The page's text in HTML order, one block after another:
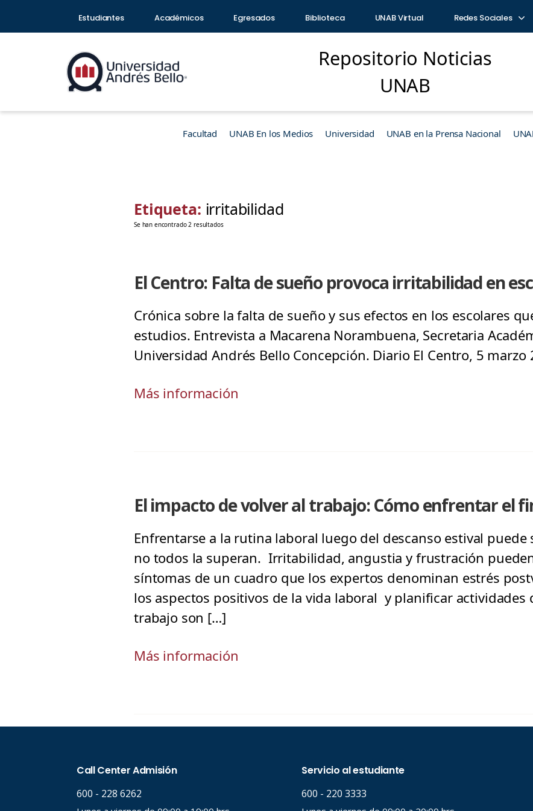
Estudiantes Académicos Egresados Biblioteca UNAB Virtual Redes Sociales
Repositorio Noticias
UNAB
Facultad UNAB En los Medios Universidad UNAB en la Prensa Nacional
Etiqueta: irritabilidad
Se han encontrado 2 resultados
El Centro: Falta de sueño provoca irritabilidad en
Crónica sobre la falta de sueño y sus efectos en los escolares
estudios. Entrevista a Macarena Norambuena, Secretaria
Universidad Andrés Bello Concepción. Diario El Centro, 5 marzo
Más información
El impacto de volver al trabajo: Cómo enfrentar el
Enfrentarse a la rutina laboral luego del descanso estival
no todos la superan. Irritabilidad, angustia y frustración
síntomas de un cuadro que los expertos denominan estrés
los aspectos positivos de la vida laboral y planificar actividades
trabajo son […]
Más información